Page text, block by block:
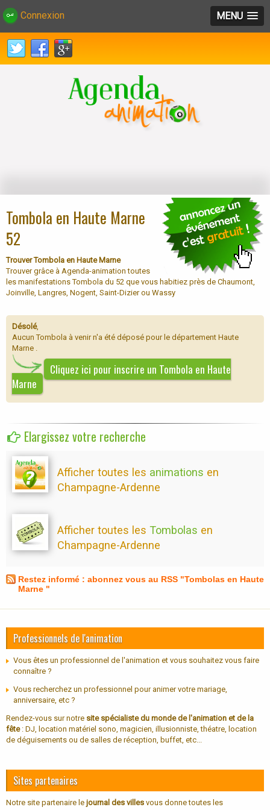
Connexion MENU
Tombola en Haute Marne
52
Trouver Tombola en Haute Marne
Trouver grâce à Agenda-animation toutes
les manifestations Tombola du 52 que vous habitiez près de Chaumont,
Joinville, Langres, Nogent, Saint-Dizier ou Wassy
Désolé,
Aucun Tombola à venir n'a été déposé pour le département Haute
Marne .
Cliquez ici pour inscrire un Tombola en Haute
Marne
Elargissez votre recherche
Afficher toutes les animations en
Champagne-Ardenne
Afficher toutes les Tombolas en
Champagne-Ardenne
Restez informé : abonnez vous au RSS "Tombolas en Haute
Marne "
Professionnels de l'animation
Vous êtes un professionnel de l'animation et vous souhaitez vous faire
connaître ?
Vous recherchez un professionnel pour animer votre mariage,
anniversaire, etc ?
Rendez-vous sur notre site spécialiste du monde de l'animation et de la
fête: DJ, location matériel sono, magicien, illusionniste, théatre, location
de déguisements ou de salles de réception, buffet, etc...
Sites partenaires
Notre site partenaire le journal des villes vous donne toutes les